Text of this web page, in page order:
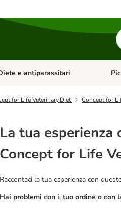
Menu Categoria: Gatti
e antiparassitari Apri
for Life Veterinary Diet Concept for
La tua esperienza
Concept for Life
Raccontaci la tua esperienza con
Hai problemi con il tuo ordine o con